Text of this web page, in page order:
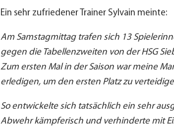
Ein sehr zufriedener Trainer Sylvain meinte:
Am Samstagmittag trafen sich 13
gegen die Tabellenzweiten von der HSG
Zum ersten Mal in der Saison war meine
erledigen, um den ersten Platz zu
So entwickelte sich tatsächlich ein sehr
Abwehr kämpferisch und verhinderte mit